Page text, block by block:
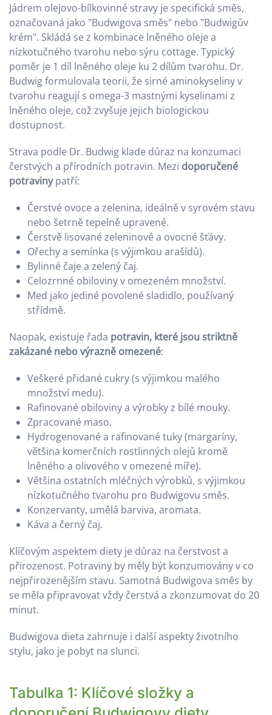
Jádrem olejovo-bílkovinné stravy je specifická směs,
označovaná jako "Budwigova směs" nebo "Budwigův
krém". Skládá se z kombinace lněného oleje a
nízkotučného tvarohu nebo sýru cottage. Typický
poměr je 1 díl lněného oleje ku 2 dílům tvarohu. Dr.
Budwig formulovala teorii, že sirné aminokyseliny v
tvarohu reagují s omega-3 mastnými kyselinami z
lněného oleje, což zvyšuje jejich biologickou
dostupnost.
Strava podle Dr. Budwig klade důraz na konzumaci
čerstvých a přírodních potravin. Mezi doporučené
potravinypatří:
Čerstvé ovoce a zelenina, ideálně v syrovém stavu
nebo šetrně tepelně upravené.
Čerstvě lisované zeleninové a ovocné šťávy.
Ořechy a semínka (s výjimkou arašídů).
Bylinné čaje a zelený čaj.
Celozrnné obiloviny v omezeném množství.
Med jako jediné povolené sladidlo, používaný
střídmě.
Naopak, existuje řada potravin, které jsou striktně
zakázané nebo výrazně omezené:
Veškeré přidané cukry (s výjimkou malého
množství medu).
Rafinované obiloviny a výrobky z bílé mouky.
Zpracované maso.
Hydrogenované a rafinované tuky (margaríny,
většina komerčních rostlinných olejů kromě
lněného a olivového v omezené míře).
Většina ostatních mléčných výrobků, s výjimkou
nízkotučného tvarohu pro Budwigovu směs.
Konzervanty, umělá barviva, aromata.
Káva a černý čaj.
Klíčovým aspektem diety je důraz na čerstvost a
přirozenost. Potraviny by měly být konzumovány v co
nejpřirozenějším stavu. Samotná Budwigova směs by
se měla připravovat vždy čerstvá a zkonzumovat do 20
minut.
Budwigova dieta zahrnuje i další aspekty životního
stylu, jako je pobyt na slunci.
Tabulka 1: Klíčové složky a